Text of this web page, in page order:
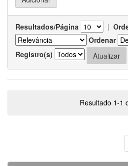
Resultados/Página |
Ordenar
Registro(s)
Resultado 1-1